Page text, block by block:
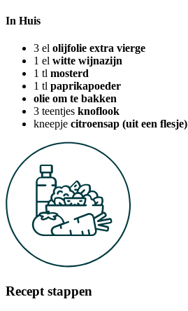
In Huis
3 el olijfolie extra vierge
1 el witte wijnazijn
1 tl mosterd
1 tl paprikapoeder
olie om te bakken
3 teentjes knoflook
kneepje citroensap (uit een flesje)
Recept stappen